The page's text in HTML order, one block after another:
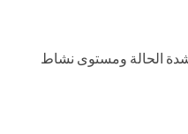
شدة الحالة ومستوى نشاط